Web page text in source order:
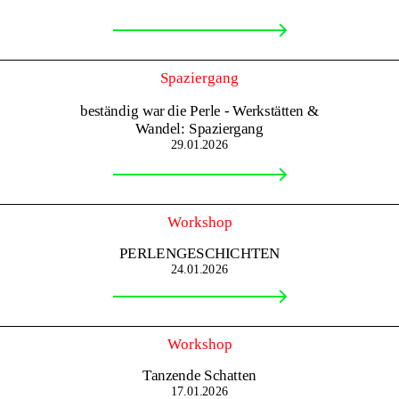
Spaziergang
beständig war die Perle - Werkstätten &
Wandel: Spaziergang
29.01.2026
Workshop
PERLENGESCHICHTEN
24.01.2026
Workshop
Tanzende Schatten
17.01.2026